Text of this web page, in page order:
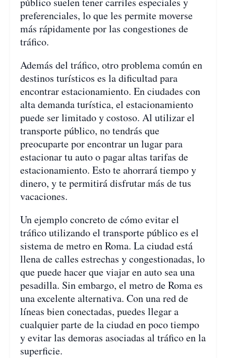
preferenciales, lo que les permite moverse
más rápidamente por las congestiones de
tráfico.
Además del tráfico, otro problema común en
destinos turísticos es la dificultad para
encontrar estacionamiento. En ciudades con
alta demanda turística, el estacionamiento
puede ser limitado y costoso. Al utilizar el
transporte público, no tendrás que
preocuparte por encontrar un lugar para
estacionar tu auto o pagar altas tarifas de
estacionamiento. Esto te ahorrará tiempo y
dinero, y te permitirá disfrutar más de tus
vacaciones.
Un ejemplo concreto de cómo evitar el
tráfico utilizando el transporte público es el
sistema de metro en Roma. La ciudad está
llena de calles estrechas y congestionadas, lo
que puede hacer que viajar en auto sea una
pesadilla. Sin embargo, el metro de Roma es
una excelente alternativa. Con una red de
líneas bien conectadas, puedes llegar a
cualquier parte de la ciudad en poco tiempo
y evitar las demoras asociadas al tráfico en la
superficie.